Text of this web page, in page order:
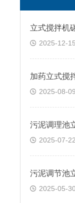
立式搅拌机
2025-12-15
加药立式搅
2025-08-09
污泥调理池
2025-07-22
污泥调节池
2025-05-30